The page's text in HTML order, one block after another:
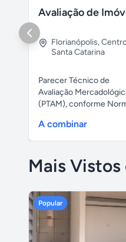
Avaliação de
Florianópolis,
Santa Catarina
Parecer Técnico de
Avaliação
(PTAM), conforme
A combinar
Mais
Popular